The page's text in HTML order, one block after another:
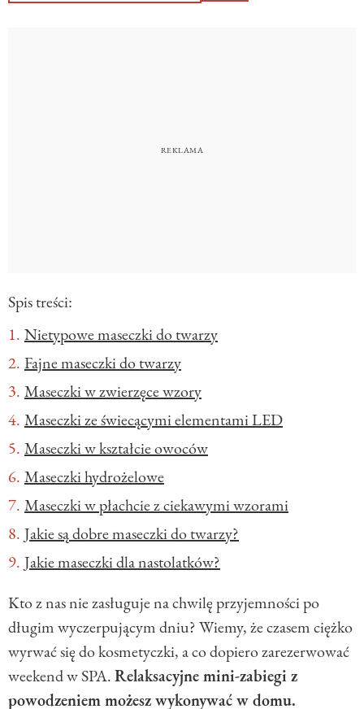
Spis treści:
Nietypowe maseczki do twarzy
Fajne maseczki do twarzy
Maseczki w zwierzęce wzory
Maseczki ze świecącymi elementami LED
Maseczki w kształcie owoców
Maseczki hydrożelowe
Maseczki w płachcie z ciekawymi wzorami
Jakie są dobre maseczki do twarzy?
Jakie maseczki dla nastolatków?
Kto z nas nie zasługuje na chwilę przyjemności po
długim wyczerpującym dniu? Wiemy, że czasem ciężko
wyrwać się do kosmetyczki, a co dopiero zarezerwować
weekend w SPA.Relaksacyjne mini-zabiegi z
powodzeniem możesz wykonywać w domu.